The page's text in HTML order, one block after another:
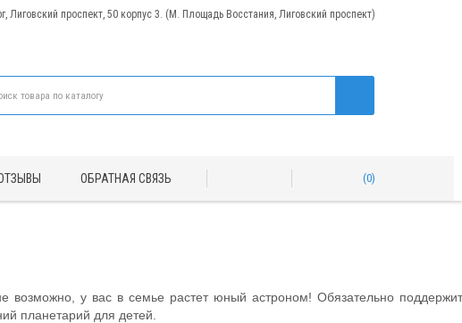
Лиговский проспект, 50 корпус 3. (М. Площадь Восстания, Лиговский проспект)
ОБРАТНАЯ СВЯЗЬ 0
у вас в семье растет юный астроном! Обязательно
планетарий для детей.